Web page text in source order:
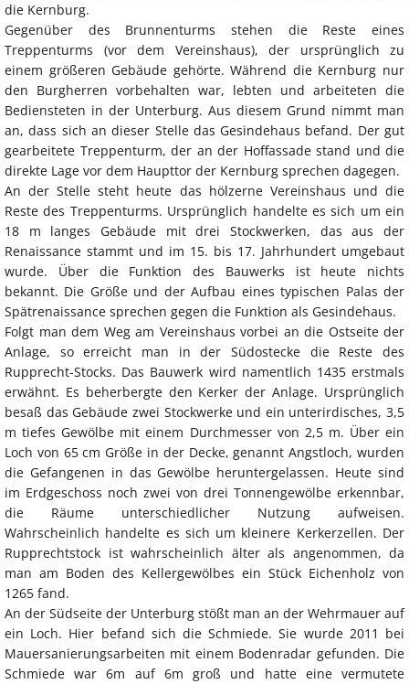
die Kernburg.
Gegenüber des Brunnenturms stehen die Reste eines
Treppenturms (vor dem Vereinshaus), der ursprünglich zu
einem größeren Gebäude gehörte. Während die Kernburg nur
den Burgherren vorbehalten war, lebten und arbeiteten die
Bediensteten in der Unterburg. Aus diesem Grund nimmt man
an, dass sich an dieser Stelle das Gesindehaus befand. Der gut
gearbeitete Treppenturm, der an der Hoffassade stand und die
direkte Lage vor dem Haupttor der Kernburg sprechen dagegen.
An der Stelle steht heute das hölzerne Vereinshaus und die
Reste des Treppenturms. Ursprünglich handelte es sich um ein
18 m langes Gebäude mit drei Stockwerken, das aus der
Renaissance stammt und im 15. bis 17. Jahrhundert umgebaut
wurde. Über die Funktion des Bauwerks ist heute nichts
bekannt. Die Größe und der Aufbau eines typischen Palas der
Spätrenaissance sprechen gegen die Funktion als Gesindehaus.
Folgt man dem Weg am Vereinshaus vorbei an die Ostseite der
Anlage, so erreicht man in der Südostecke die Reste des
Rupprecht-Stocks. Das Bauwerk wird namentlich 1435 erstmals
erwähnt. Es beherbergte den Kerker der Anlage. Ursprünglich
besaß das Gebäude zwei Stockwerke und ein unterirdisches, 3,5
m tiefes Gewölbe mit einem Durchmesser von 2,5 m. Über ein
Loch von 65 cm Größe in der Decke, genannt Angstloch, wurden
die Gefangenen in das Gewölbe heruntergelassen. Heute sind
im Erdgeschoss noch zwei von drei Tonnengewölbe erkennbar,
die Räume unterschiedlicher Nutzung aufweisen.
Wahrscheinlich handelte es sich um kleinere Kerkerzellen. Der
Rupprechtstock ist wahrscheinlich älter als angenommen, da
man am Boden des Kellergewölbes ein Stück Eichenholz von
1265 fand.
An der Südseite der Unterburg stößt man an der Wehrmauer auf
ein Loch. Hier befand sich die Schmiede. Sie wurde 2011 bei
Mauersanierungsarbeiten mit einem Bodenradar gefunden. Die
Schmiede war 6m auf 6m groß und hatte eine vermutete